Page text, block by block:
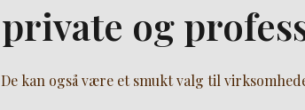
og
kan også være et smukt valg til